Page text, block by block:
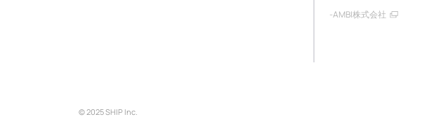
-AMBI株式会社
© 2025 SHIP Inc.